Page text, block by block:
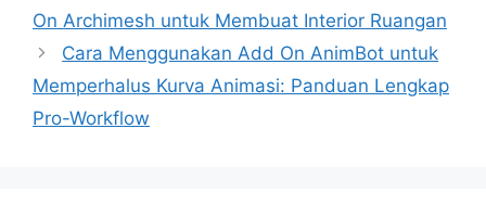
On Archimesh untuk Membuat Interior Ruangan
Cara Menggunakan Add On AnimBot untuk
Memperhalus Kurva Animasi: Panduan Lengkap
Pro-Workflow